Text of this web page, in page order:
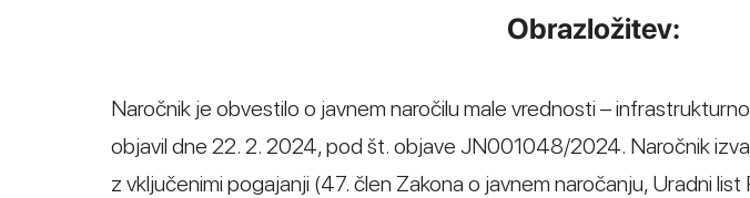
Obrazložitev:
Naročnik je obvestilo o javnem naročilu male vrednosti –
objavil dne 22. 2. 2024, pod št. objave JN001048/2024. Naročnik
z vključenimi pogajanji (47. člen Zakona o javnem naročanju, Uradni